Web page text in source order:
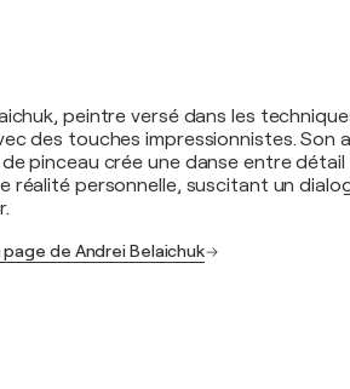
peintre versé dans les
des touches impressionnistes. Son
pinceau crée une danse entre
réalité personnelle, suscitant un
page de Andrei Belaichuk